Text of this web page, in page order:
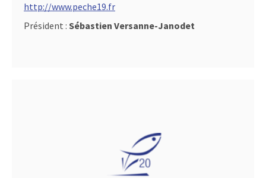
http://www.peche19.fr
Président : Sébastien Versanne-Janodet